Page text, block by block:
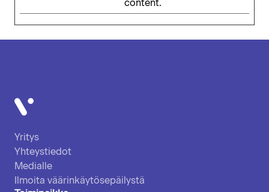
content.
Vatajankoski
Yritys
Yhteystiedot
Medialle
Ilmoita väärinkäytösepäilystä